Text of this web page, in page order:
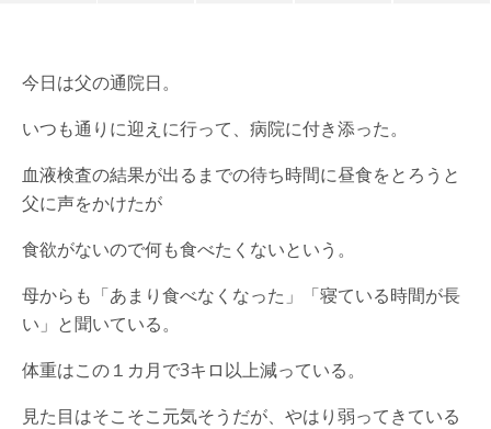
今日は父の通院日。
いつも通りに迎えに行って、病院に付き添った。
血液検査の結果が出るまでの待ち時間に昼食をとろうと
父に声をかけたが
食欲がないので何も食べたくないという。
母からも「あまり食べなくなった」「寝ている時間が長
い」と聞いている。
体重はこの１カ月で3キロ以上減っている。
見た目はそこそこ元気そうだが、やはり弱ってきている